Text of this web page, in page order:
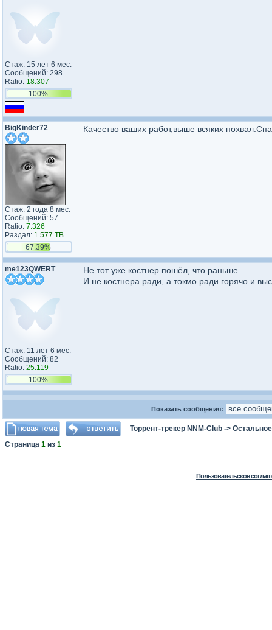
Стаж: 15 лет 6 мес.
Сообщений: 298
Ratio: 18.307
100%
BigKinder72
Стаж: 2 года 8 мес.
Сообщений: 57
Ratio: 7.326
Раздал: 1.577 TB
67.39%
Качество ваших работ,выше всяких
me123QWERT
Стаж: 11 лет 6 мес.
Сообщений: 82
Ratio: 25.119
100%
Не тот уже костнер пошёл, что раньше.
И не костнера ради, а токмо ради горячо и
Показать сообщения:
Торрент-трекер NNM-Club -> Остальное
Страница 1 из 1
Пользовательское